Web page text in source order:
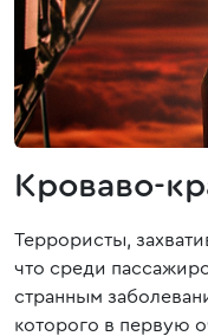
Кроваво-
Террористы,
что среди
странным
которого в первую